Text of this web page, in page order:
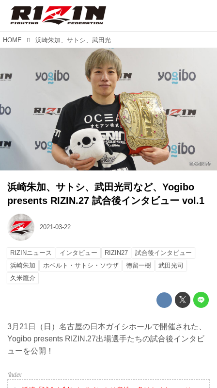
HOME 浜崎朱加、サトシ、武田光司など、Yogibo presents RIZIN.27 試合後インタビュー vol.1
浜崎朱加、サトシ、武田光司など、Yogibo
presents RIZIN.27 試合後インタビュー vol.1
2021-03-22
RIZINニュース インタビュー RIZIN27
試合後インタビュー
浜崎朱加
ホベルト・サトシ・ソウザ 徳留一樹
武田光司
久米鷹介
3月21日（日）名古屋の日本ガイシホールで開催された、
Yogibo presents RIZIN.27出場選手たちの試合後インタビ
ューを公開！